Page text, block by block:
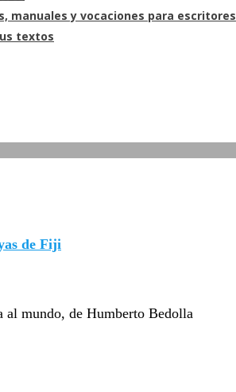
manuales y vocaciones para escritores
textos
de Fiji
al mundo, de Humberto Bedolla